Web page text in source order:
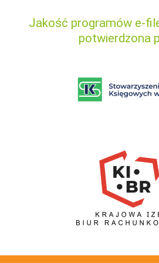
Jakość programów e-
potwierdzona